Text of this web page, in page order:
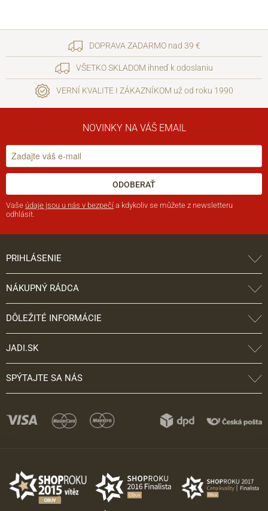
DOPRAVA ZADARMO nad 39 €
VŠETKO SKLADOM ihneď k odoslaniu
VERNÍ KVALITE I ZÁKAZNÍKOM už od roku 1990
NOVINKY NA VÁŠ EMAIL
ODOBERAŤ
Vaše údaje jsou u nás v bezpečí a kdykoliv se můžete z newsletteru
odhlásit.
PRIHLÁSENIE
NÁKUPNÝ RÁDCA
DÔLEŽITÉ INFORMÁCIE
JADI.SK
SPÝTAJTE SA NÁS